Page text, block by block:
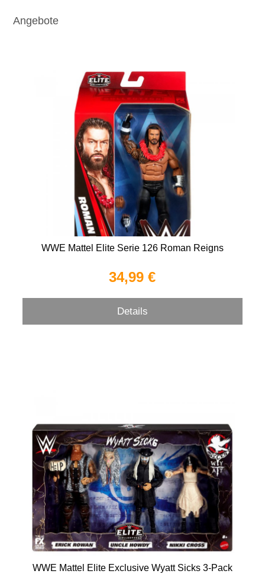
Angebote
WWE Mattel Elite Serie 126 Roman Reigns
34,99 €
Details
WWE Mattel Elite Exclusive Wyatt Sicks 3-Pack